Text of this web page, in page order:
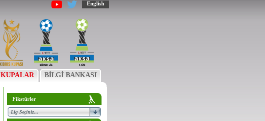
English
KUPALAR BİLGİ BANKASI
Fikstürler